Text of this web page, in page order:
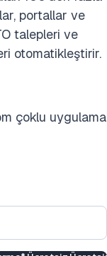
portallar ve
talepleri ve
otomatikleştirir.
çoklu uygulama